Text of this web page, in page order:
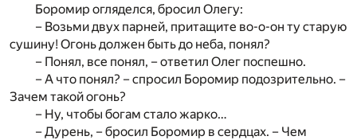
Боромир огляделся, бросил Олегу:
– Возьми двух парней, притащите во-о-он ту старую
сушину! Огонь должен быть до неба, понял?
– Понял, все понял, – ответил Олег поспешно.
– А что понял? – спросил Боромир подозрительно. –
Зачем такой огонь?
– Ну, чтобы богам стало жарко…
– Дурень, – бросил Боромир в сердцах. – Чем